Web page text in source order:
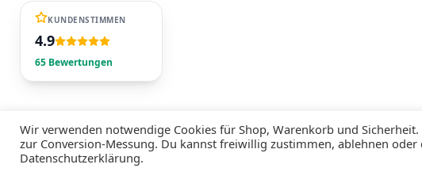
Wir verwenden notwendige Cookies für Shop, Warenkorb und
zur Conversion-Messung. Du kannst freiwillig zustimmen, ablehnen
Datenschutzerklärung.
KUNDENSTIMMEN
4.9
65 Bewertungen